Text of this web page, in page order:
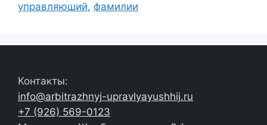
управляюший, фамилии
Контакты:
info@arbitrazhnyj-upravlyayushhij.ru
+7 (926) 569-0123